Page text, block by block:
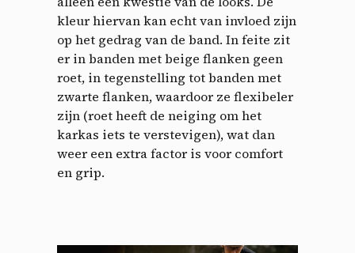
kleur hiervan kan echt van invloed zijn
op het gedrag van de band. In feite zit
er in banden met beige flanken geen
roet, in tegenstelling tot banden met
zwarte flanken, waardoor ze flexibeler
zijn (roet heeft de neiging om het
karkas iets te verstevigen), wat dan
weer een extra factor is voor comfort
en grip.